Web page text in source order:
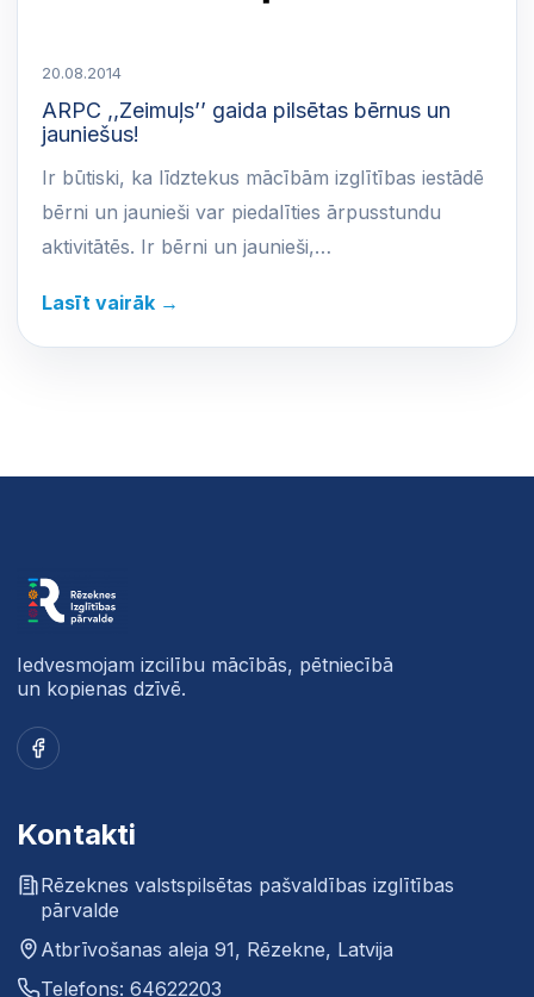
20.08.2014
ARPC ,,Zeimuļs’’ gaida pilsētas bērnus un
jauniešus!
Ir būtiski, ka līdztekus mācībām izglītības iestādē
bērni un jaunieši var piedalīties ārpusstundu
aktivitātēs. Ir bērni un jaunieši,…
Lasīt vairāk →
Iedvesmojam izcilību mācībās, pētniecībā
un kopienas dzīvē.
Facebook
Kontakti
Rēzeknes valstspilsētas pašvaldības izglītības
pārvalde
Atbrīvošanas aleja 91, Rēzekne, Latvija
Telefons: 64622203